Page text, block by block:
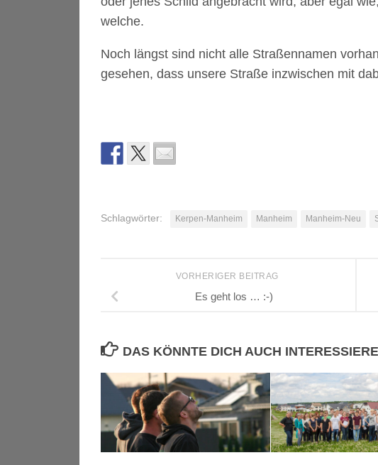
welche.
Noch längst sind nicht alle Straßennamen
gesehen, dass unsere Straße inzwischen mit
Schlagwörter: Kerpen-Manheim Manheim Manheim-Neu
VORHERIGER BEITRAG
Es geht los … :-)
DAS KÖNNTE DICH AUCH